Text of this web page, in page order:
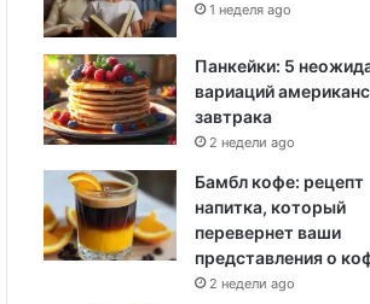
1 неделя ago
Панкейки: 5
вариаций
завтрака
2 недели ago
Бамбл кофе: рецепт
напитка, который
перевернет ваши
представления о
2 недели ago